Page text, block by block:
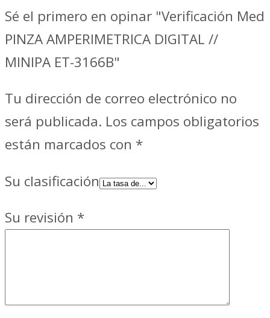
Sé el primero en opinar "Verificación Med
PINZA AMPERIMETRICA DIGITAL //
MINIPA ET-3166B"
Tu dirección de correo electrónico no
será publicada. Los campos obligatorios
están marcados con *
Su clasificación
Su revisión *